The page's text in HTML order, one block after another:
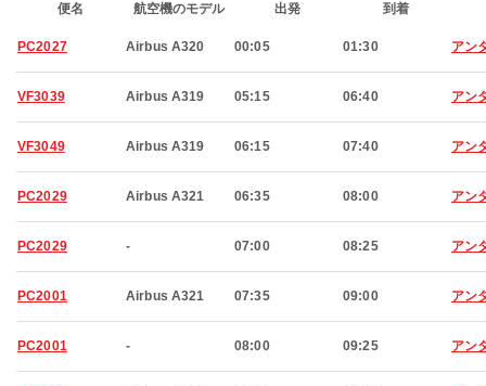
便名 航空機のモデル 出発 到着
PC2027 Airbus A320 00:05 01:30 アン
VF3039 Airbus A319 05:15 06:40 アン
VF3049 Airbus A319 06:15 07:40 アン
PC2029 Airbus A321 06:35 08:00 アン
PC2029 - 07:00 08:25 アン
PC2001 Airbus A321 07:35 09:00 アン
PC2001 - 08:00 09:25 アン